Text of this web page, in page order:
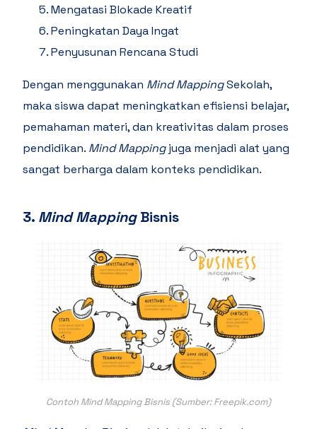
Mengatasi Blokade Kreatif
Peningkatan Daya Ingat
Penyusunan Rencana Studi
Dengan menggunakan Mind MappingSekolah,
maka siswa dapat meningkatkan efisiensi belajar,
pemahaman materi, dan kreativitas dalam proses
pendidikan. Mind Mappingjuga menjadi alat yang
sangat berharga dalam konteks pendidikan.
3. Mind MappingBisnis
Contoh Mind Mapping Bisnis (Sumber: Freepik.com)